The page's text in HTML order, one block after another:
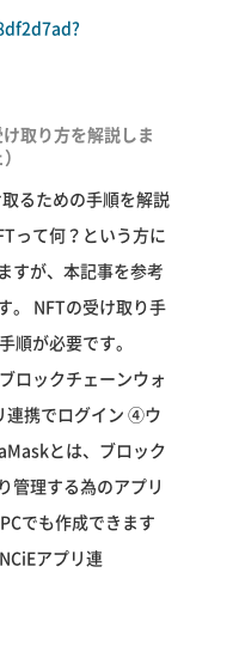
取り方を解説しま
るための手順を解説
って何？という方に
すが、本記事を参考
。 NFTの受け取り手
順が必要です。
ックチェーンウォ
連携でログイン ④ウ
とは、ブロック
管理する為のアプリ
でも作成できます
アプリ連